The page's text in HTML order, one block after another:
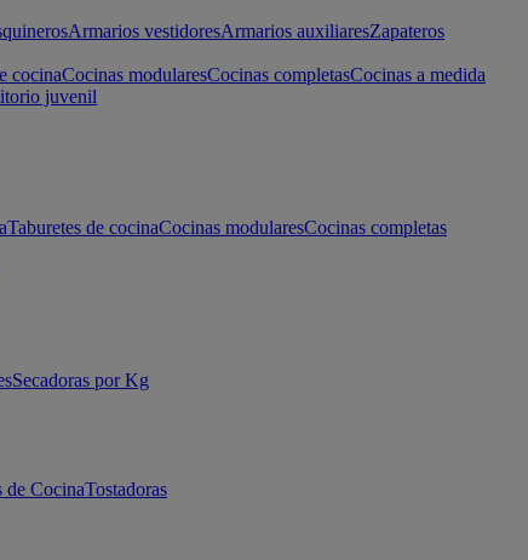
Armarios vestidoresArmarios auxiliaresZapateros
cocinaCocinas modularesCocinas completasCocinas a medida
juvenil
Taburetes de cocinaCocinas modularesCocinas completas
Secadoras por Kg
de CocinaTostadoras